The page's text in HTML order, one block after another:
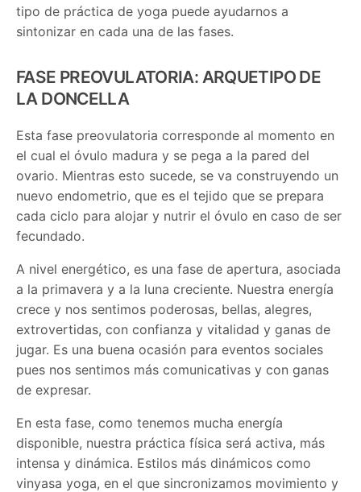
tipo de práctica de yoga puede ayudarnos a
sintonizar en cada una de las fases.
FASE PREOVULATORIA: ARQUETIPO DE
LA DONCELLA
Esta fase preovulatoria corresponde al momento en
el cual el óvulo madura y se pega a la pared del
ovario. Mientras esto sucede, se va construyendo un
nuevo endometrio, que es el tejido que se prepara
cada ciclo para alojar y nutrir el óvulo en caso de ser
fecundado.
A nivel energético, es una fase de apertura, asociada
a la primavera y a la luna creciente. Nuestra energía
crece y nos sentimos poderosas, bellas, alegres,
extrovertidas, con confianza y vitalidad y ganas de
jugar. Es una buena ocasión para eventos sociales
pues nos sentimos más comunicativas y con ganas
de expresar.
En esta fase, como tenemos mucha energía
disponible, nuestra práctica física será activa, más
intensa y dinámica. Estilos más dinámicos como
vinyasa yoga, en el que sincronizamos movimiento y